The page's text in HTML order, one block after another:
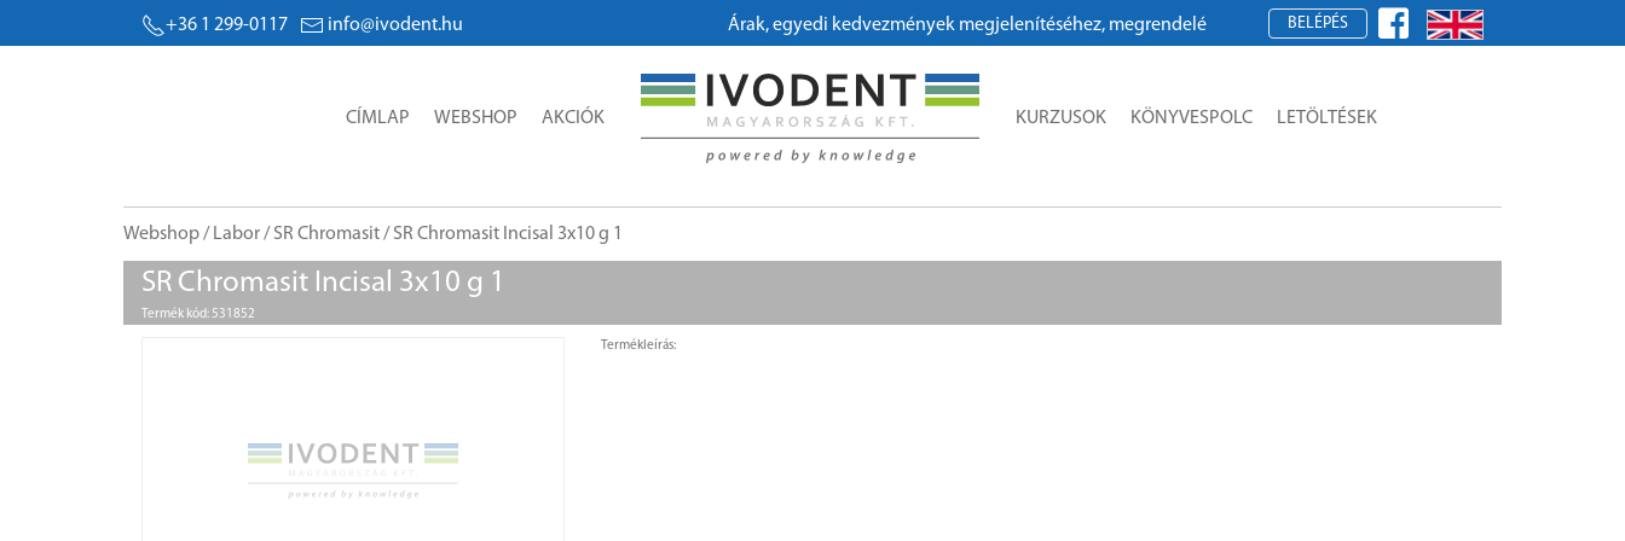
+36 1 299-0117 info@ivodent.hu Árak, egyedi kedvezmények megjelenítéséhez, megrendeléshez kérjük, regisztráljon!
BELÉPÉS
CÍMLAP WEBSHOP AKCIÓK KURZUSOK KÖNYVESPOLC LETÖLTÉSEK
Webshop/ Labor/ SR Chromasit/ SR Chromasit Incisal 3x10 g 1
SR Chromasit Incisal 3x10 g 1
Termék kód: 531852
Termékleírás: